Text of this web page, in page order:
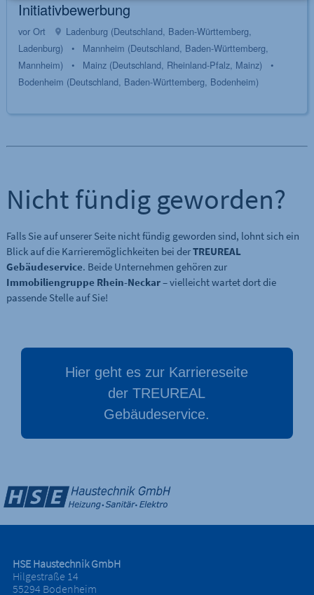
Initiativbewerbung
vor Ort
Ladenburg (Deutschland, Baden-Württemberg,
Ladenburg)
•
Mannheim (Deutschland, Baden-Württemberg,
Mannheim)
• Mainz (Deutschland, Rheinland-Pfalz, Mainz)
•
Bodenheim (Deutschland, Baden-Württemberg, Bodenheim)
Nicht fündig geworden?
Falls Sie auf unserer Seite nicht fündig geworden sind, lohnt sich ein
Blick auf die Karrieremöglichkeiten bei derTREUREAL
Gebäudeservice. Beide Unternehmen gehören zur
Immobiliengruppe Rhein-Neckar– vielleicht wartet dort die
passende Stelle auf Sie!
Hier geht es zur Karriereseite
der TREUREAL
Gebäudeservice.
HSE Haustechnik GmbH
Hilgestraße 14
55294 Bodenheim